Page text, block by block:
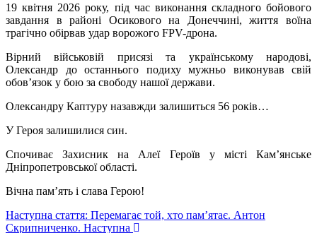
19 квітня 2026 року, під час виконання складного бойового
завдання в районі Осикового на Донеччині, життя воїна
трагічно обірвав удар ворожого FPV-дрона.
Вірний військовій присязі та українському народові,
Олександр до останнього подиху мужньо виконував свій
обов’язок у бою за свободу нашої держави.
Олександру Каптуру назавжди залишиться 56 років…
У Героя залишилися син.
Спочиває Захисник на Алеї Героїв у місті Кам’янське
Дніпропетровської області.
Вічна пам’ять і слава Герою!
Наступна стаття: Перемагає той, хто пам’ятає. Антон
Скрипниченко. Наступна